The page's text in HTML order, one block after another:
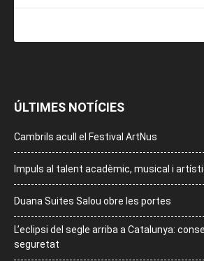
ÚLTIMES NOTÍCIES
Cambrils acull el Festival ArtNus
Impuls al talent acadèmic, musical i
Duana Suites Salou obre les portes
L’eclipsi del segle arriba a Catalunya:
seguretat